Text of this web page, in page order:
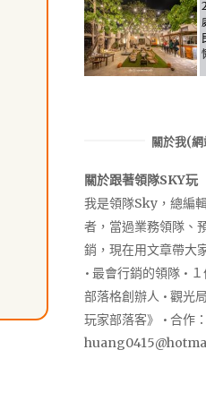
關於我(
關於跟著領隊SKY玩
我是領隊Sky，總編
者，當過業務領隊、
銷，現在用文章帶大
• 最會行銷的領隊 •
部落格創辦人 • 觀光
玩家部落客》 • 合作：